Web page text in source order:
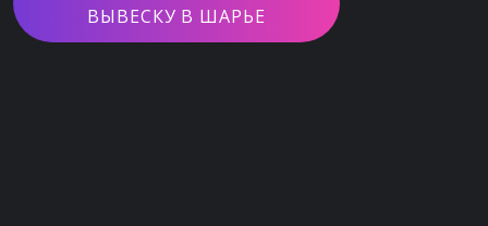
ВЫВЕСКУ В ШАРЬЕ